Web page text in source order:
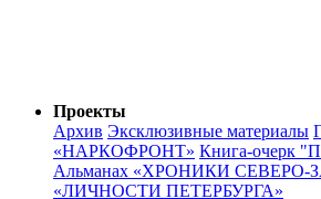
Проекты
Архив Эксклюзивные материалы
«НАРКОФРОНТ» Книга-очерк
Альманах «ХРОНИКИ СЕВЕРО-
«ЛИЧНОСТИ ПЕТЕРБУРГА»